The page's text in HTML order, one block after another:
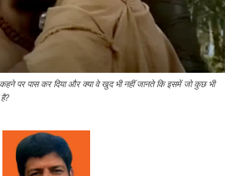
पर पास कर दिया और क्या वे खुद भी नहीं जानते कि इसमें जो कुछ भी
है?